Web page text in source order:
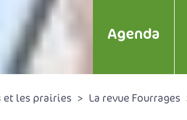
Agenda
et les prairies La revue Fourrages